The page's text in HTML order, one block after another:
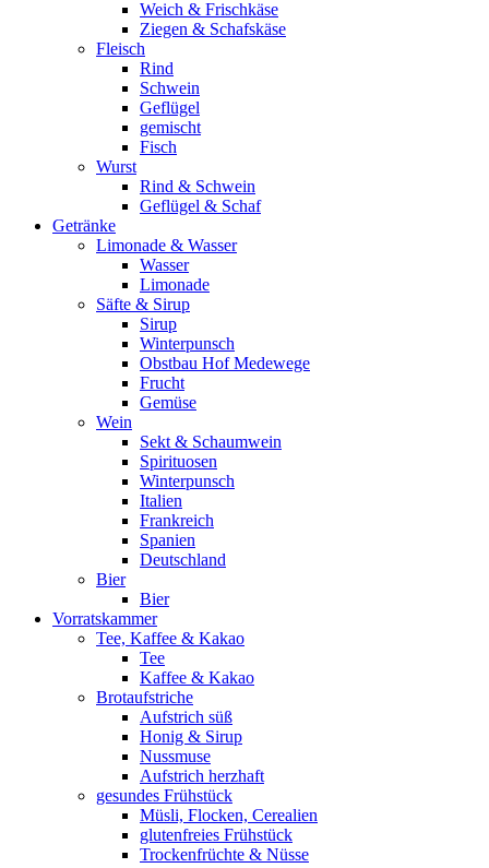
Weich & Frischkäse
Ziegen & Schafskäse
Fleisch
Rind
Schwein
Geflügel
gemischt
Fisch
Wurst
Rind & Schwein
Geflügel & Schaf
Getränke
Limonade & Wasser
Wasser
Limonade
Säfte & Sirup
Sirup
Winterpunsch
Obstbau Hof Medewege
Frucht
Gemüse
Wein
Sekt & Schaumwein
Spirituosen
Winterpunsch
Italien
Frankreich
Spanien
Deutschland
Bier
Bier
Vorratskammer
Tee, Kaffee & Kakao
Tee
Kaffee & Kakao
Brotaufstriche
Aufstrich süß
Honig & Sirup
Nussmuse
Aufstrich herzhaft
gesundes Frühstück
Müsli, Flocken, Cerealien
glutenfreies Frühstück
Trockenfrüchte & Nüsse